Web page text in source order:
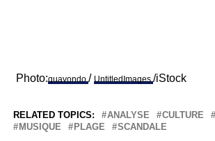
Photo:quavondo/ UntitledImages/iStock
RELATED TOPICS: ANALYSE CULTURE
MUSIQUE
PLAGE SCANDALE